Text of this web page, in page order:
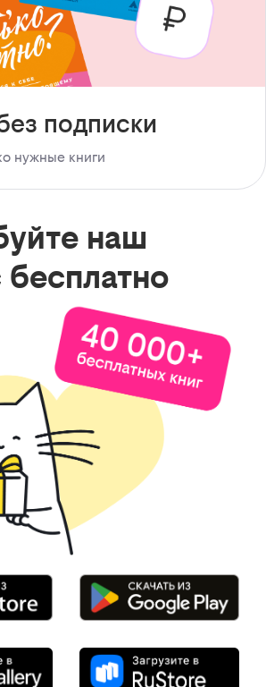
подписки
нужные книги
наш